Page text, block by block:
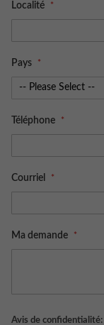
Localité
Pays
Téléphone
Courriel
Ma demande
Avis de confidentialité: